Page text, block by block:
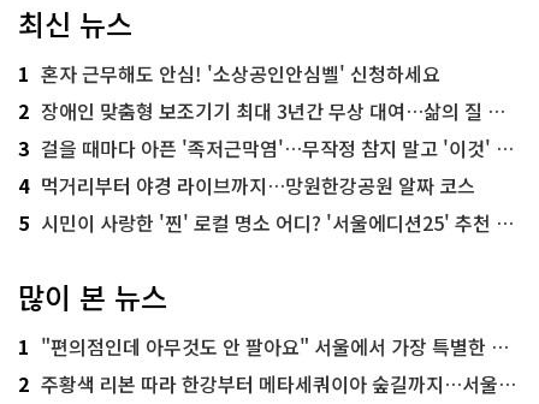
최신 뉴스
1 혼자 근무해도 안심! '소상공인안심벨' 신청하세요
2 장애인 맞춤형 보조기기 최대 3년간 무상 대여…삶의 질 높인다
3 걸을 때마다 아픈 '족저근막염'…무작정 참지 말고 '이것' 해보세요!
4 먹거리부터 야경 라이브까지…망원한강공원 알짜 코스
5 시민이 사랑한 '찐' 로컬 명소 어디? '서울에디션25' 추천 코스
많이 본 뉴스
1 "편의점인데 아무것도 안 팔아요" 서울에서 가장 특별한 편의점의 정체
2 주황색 리본 따라 한강부터 메타세쿼이아 숲길까지…서울둘레길 15코스